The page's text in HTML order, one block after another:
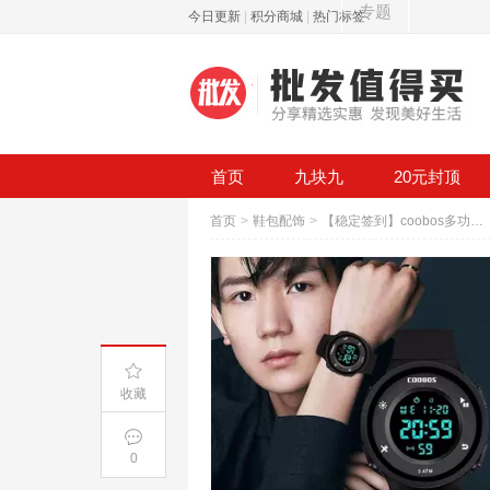
今日更新 积分商城 热门标签
首页 九块九 20元封顶
首页 > 鞋包配饰 > 【稳定签到】coobos多功能防水防摔电子手表
收藏
0
专题